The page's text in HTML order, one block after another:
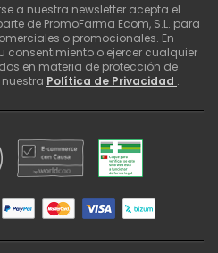
a nuestra newsletter acepta el
de PromoFarma Ecom, S.L. para
o promocionales. En
consentimiento o ejercer cualquier
en materia de protección de
Política de Privacidad .